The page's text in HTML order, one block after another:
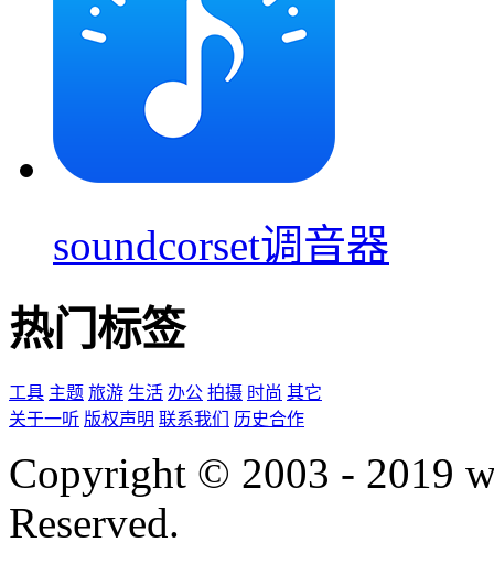
soundcorset调音器
热门标签
工具 主题 旅游 生活 办公 拍摄 时尚 其它
关于一听 版权声明 联系我们 历史合作
Copyright © 2003 - 2019
Reserved.